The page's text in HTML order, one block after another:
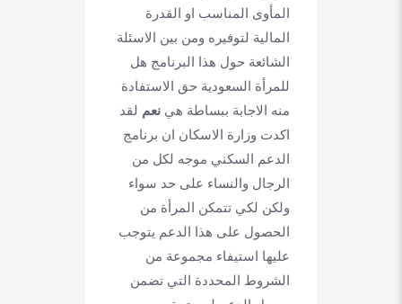
المأوى المناسب او القدرة
المالية لتوفيره ومن بين الاسئلة
الشائعة حول هذا البرنامج هل
للمرأة السعودية حق الاستفادة
منه الاجابة ببساطة هي نعم لقد
اكدت وزارة الاسكان ان برنامج
الدعم السكني موجه لكل من
الرجال والنساء على حد سواء
ولكن لكي تتمكن المرأة من
الحصول على هذا الدعم يتوجب
عليها استيفاء مجموعة من
الشروط المحددة التي تضمن